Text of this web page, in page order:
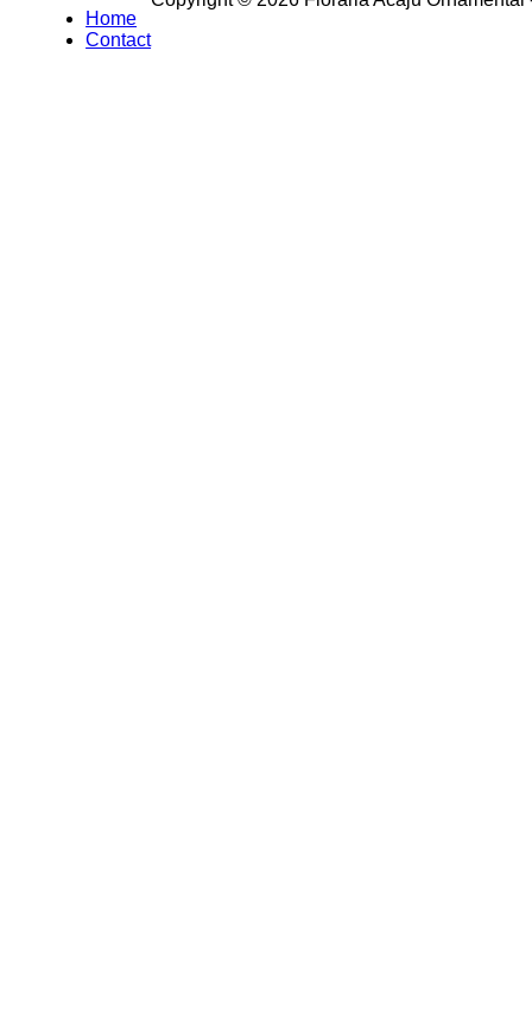
Home
Contact